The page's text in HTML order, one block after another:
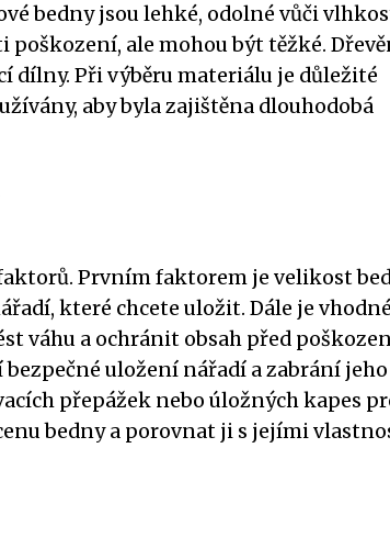
bedny jsou lehké, odolné vůči
ale mohou být těžké.
dílny. Při výběru materiálu je důležité
aby byla zajištěna dlouhodobá
Prvním faktorem je velikost
které chcete uložit. Dále je vhodné
váhu a ochránit obsah před
uložení nářadí a zabrání jeho
přepážek nebo úložných kapes
bedny a porovnat ji s jejími